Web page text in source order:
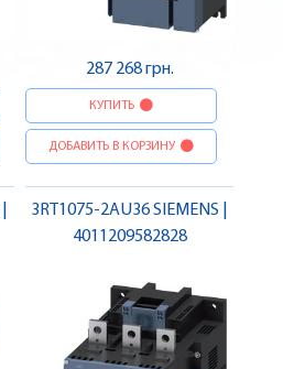
287 268 грн.
КУПИТЬ
ДОБАВИТЬ В КОРЗИНУ
3RT1075-2AU36 SIEMENS |
4011209582828